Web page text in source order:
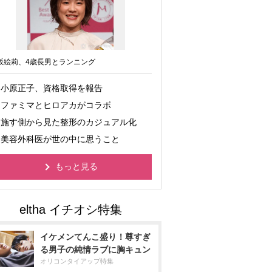
絵莉、4歳長男とランニング
小原正子、資格取得を報告
ファミマとヒロアカがコラボ
施す側から見た整形のカジュアル化
美容外科医が世の中に思うこと
もっと見る
イケメンてんこ盛り！尊すぎ
る男子の純情ラブに胸キュン
オリコンタイアップ特集